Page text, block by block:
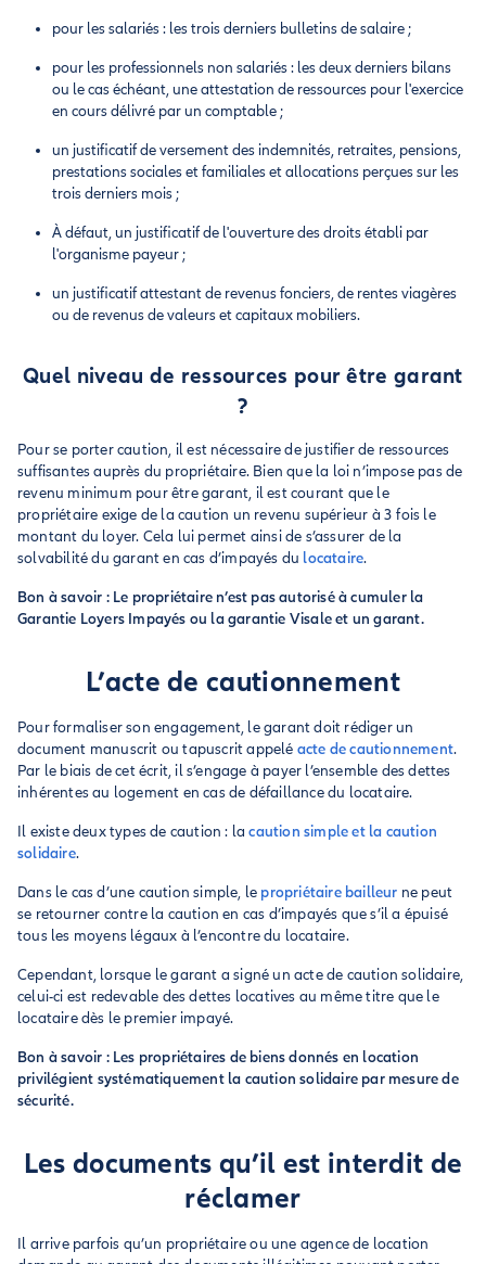
pour les salariés : les trois derniers bulletins de salaire ;
pour les professionnels non salariés : les deux derniers bilans
ou le cas échéant, une attestation de ressources pour l'exercice
en cours délivré par un comptable ;
un justificatif de versement des indemnités, retraites, pensions,
prestations sociales et familiales et allocations perçues sur les
trois derniers mois ;
À défaut, un justificatif de l'ouverture des droits établi par
l'organisme payeur ;
un justificatif attestant de revenus fonciers, de rentes viagères
ou de revenus de valeurs et capitaux mobiliers.
Quel niveau de ressources pour être garant
?
Pour se porter caution, il est nécessaire de justifier de ressources
suffisantes auprès du propriétaire. Bien que la loi n’impose pas de
revenu minimum pour être garant, il est courant que le
propriétaire exige de la caution un revenu supérieur à 3 fois le
montant du loyer. Cela lui permet ainsi de s’assurer de la
solvabilité du garant en cas d’impayés du locataire.
Bon à savoir : Le propriétaire n’est pas autorisé à cumuler la
Garantie Loyers Impayés ou la garantie Visale et un garant.
L’acte de cautionnement
Pour formaliser son engagement, le garant doit rédiger un
document manuscrit ou tapuscrit appelé acte de cautionnement.
Par le biais de cet écrit, il s’engage à payer l’ensemble des dettes
inhérentes au logement en cas de défaillance du locataire.
Il existe deux types de caution : lacaution simple et la caution
solidaire.
Dans le cas d’une caution simple, le propriétaire bailleur ne peut
se retourner contre la caution en cas d’impayés que s’il a épuisé
tous les moyens légaux à l’encontre du locataire.
Cependant, lorsque le garant a signé un acte de caution solidaire,
celui-ci est redevable des dettes locatives au même titre que le
locataire dès le premier impayé.
Bon à savoir : Les propriétaires de biens donnés en location
privilégient systématiquement la caution solidaire par mesure de
sécurité.
Les documents qu’il est interdit de
réclamer
Il arrive parfois qu’un propriétaire ou une agence de location